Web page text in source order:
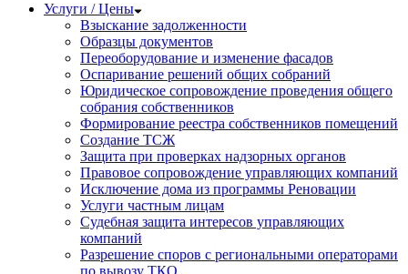
Услуги / Цены
Взыскание задолженности
Образцы документов
Переоборудование и изменение фасадов
Оспаривание решений общих собраний
Юридическое сопровождение проведения общего
собрания собственников
Формирование реестра собственников помещений
Создание ТСЖ
Защита при проверках надзорных органов
Правовое сопровождение управляющих компаний
Исключение дома из программы Реновации
Услуги частным лицам
Судебная защита интересов управляющих
компаний
Разрешение споров с региональными операторами
по вывозу ТКО